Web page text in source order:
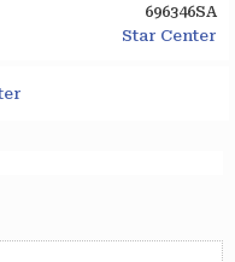
696346SA
Star Center